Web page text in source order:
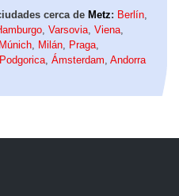
cerca de Metz: Berlín
Varsovia Viena
Múnich Milán Praga
Podgorica Ámsterdam Andorra